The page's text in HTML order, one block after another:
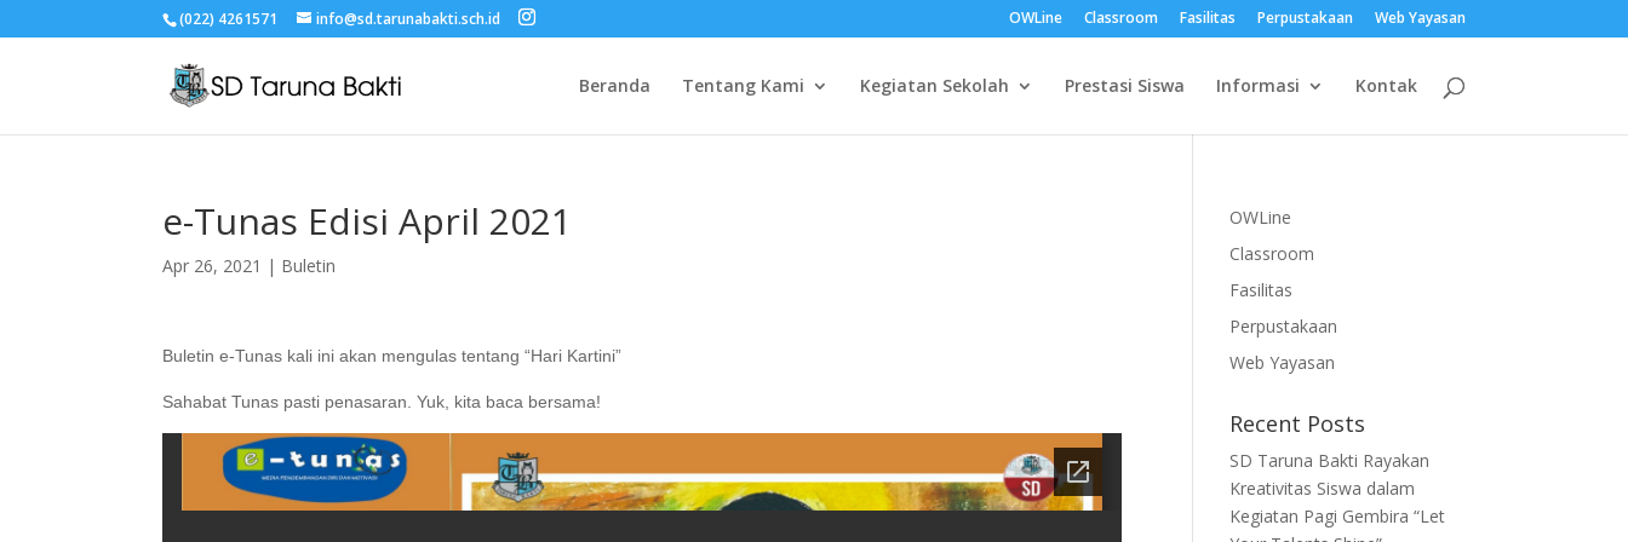
(022) 4261571 info@sd.tarunabakti.sch.id OWLine Classroom Fasilitas Perpustakaan Web Yayasan
Beranda Tentang Kami Kegiatan Sekolah Prestasi Siswa Informasi Kontak
e-Tunas Edisi April 2021
Apr 26, 2021 | Buletin
Buletin e-Tunas kali ini akan mengulas tentang “Hari Kartini”
Sahabat Tunas pasti penasaran. Yuk, kita baca bersama!
OWLine
Classroom
Fasilitas
Perpustakaan
Web Yayasan
Recent Posts
SD Taruna Bakti Rayakan
Kreativitas Siswa dalam
Kegiatan Pagi Gembira “Let